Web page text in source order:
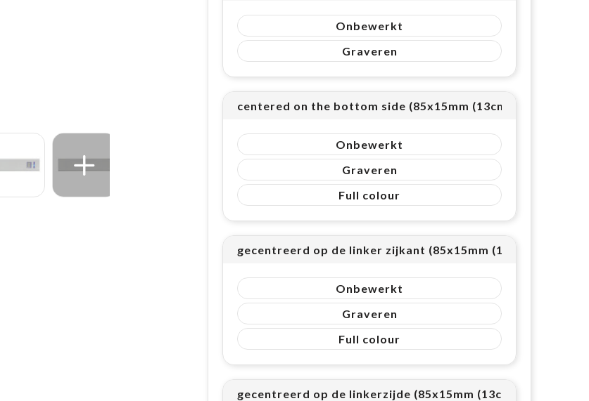
Onbewerkt
Graveren
centered on the bottom side (85x15mm (13cm²))
Onbewerkt
Graveren
Full colour
gecentreerd op de linker zijkant (85x15mm (13cm²))
Onbewerkt
Graveren
Full colour
gecentreerd op de linkerzijde (85x15mm (13cm²))